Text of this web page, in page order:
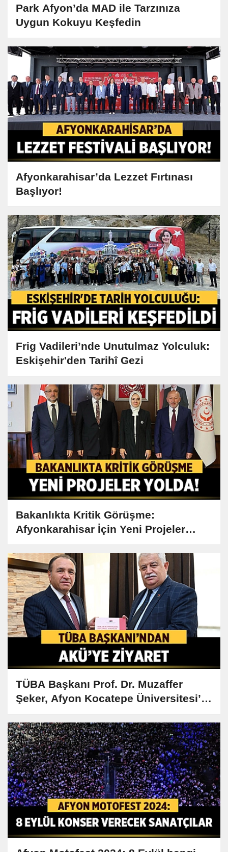
Park Afyon’da MAD ile Tarzınıza
Uygun Kokuyu Keşfedin
Afyonkarahisar’da Lezzet Fırtınası
Başlıyor!
Frig Vadileri’nde Unutulmaz Yolculuk:
Eskişehir'den Tarihî Gezi
Bakanlıkta Kritik Görüşme:
Afyonkarahisar İçin Yeni Projeler
Yolda!
TÜBA Başkanı Prof. Dr. Muzaffer
Şeker, Afyon Kocatepe Üniversitesi’ni
Ziyaret Etti